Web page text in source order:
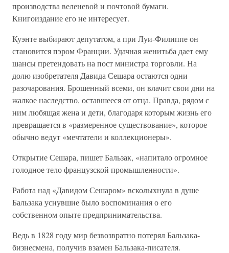
производства веленевой и почтовой бумаги.
Книгоиздание его не интересует.
Куэнте выбирают депутатом, а при Луи-Филиппе он
становится пэром Франции. Удачная женитьба дает ему
шансы претендовать на пост министра торговли. На
долю изобретателя Давида Сешара остаются одни
разочарования. Брошенный всеми, он влачит свои дни на
жалкое наследство, оставшееся от отца. Правда, рядом с
ним любящая жена и дети, благодаря которым жизнь его
превращается в «размеренное существование», которое
обычно ведут «мечтатели и коллекционеры».
Открытие Сешара, пишет Бальзак, «напитало огромное
голодное тело французской промышленности».
Работа над «Давидом Сешаром» всколыхнула в душе
Бальзака уснувшие было воспоминания о его
собственном опыте предпринимательства.
Ведь в 1828 году мир безвозвратно потерял Бальзака-
бизнесмена, получив взамен Бальзака-писателя.